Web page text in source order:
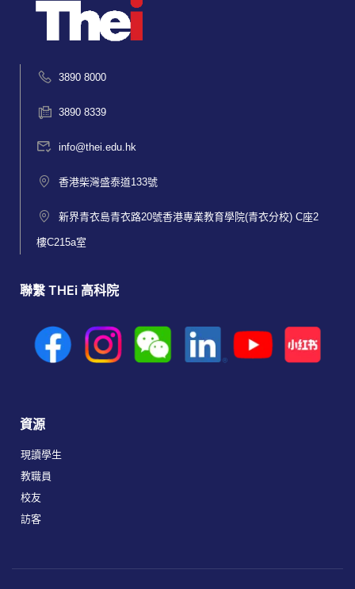
3890 8000
3890 8339
info@thei.edu.hk
香港柴灣盛泰道133號
新界青衣島青衣路20號香港專業教育學院(青衣分校) C座2
樓C215a室
聯繫 THEi 高科院
資源
現讀學生
教職員
校友
訪客